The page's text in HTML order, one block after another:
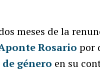
meses de la
Rosario por
género en su